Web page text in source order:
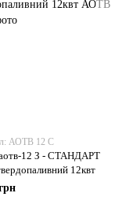
АОТВ 12 С
12 З - СТАНДАРТ
12квт